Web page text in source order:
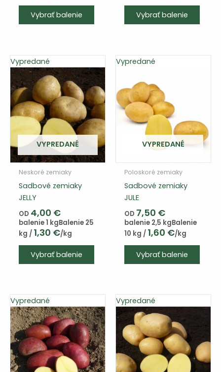
Vybrať balenie Vybrať balenie
Vypredané
VYPREDANÉ
Neskoré zemiaky
Sadbové zemiaky
JELLY
OD 4,00 €
balenie 1 kgBalenie 25
kg / 1,30 €/kg
Vybrať balenie
Tento
variantov.
Varianty
si
môžete
vybrať
na
stránke
Vypredané
VYPREDANÉ
Poloskoré zemiaky
Sadbové zemiaky
JULE
OD 7,50 €
balenie 2,5 kgBalenie
10 kg / 1,60 €/kg
Vybrať balenie
Tento
na
Vypredané Vypredané